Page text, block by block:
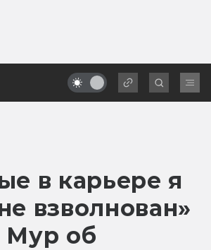
в карьере я
взволнован»
об